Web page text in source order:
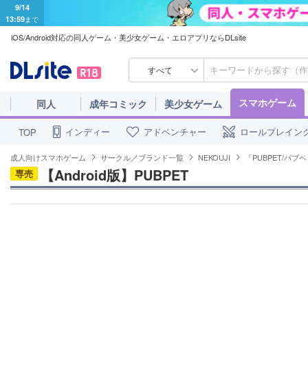
9/14
13:59まで
iOS/Android対応の同人ゲーム・美少女ゲーム・エロアプリならDLsite
すべて
同人 成年コミック 美少女ゲーム スマホゲーム
TOP インディー アドベンチャー ロールプレイン
成人向けスマホゲーム サークル／ブランド一覧 NEKOUJI 「PUBPET/パブ
専売 【Android版】PUBPET